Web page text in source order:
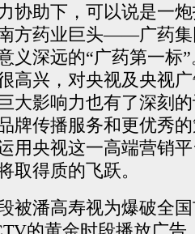
协助下，可以说是一
方药业巨头——广药集
义深远的“广药第一标
高兴，对央视及央视
大影响力也有了深刻
牌传播服务和更优秀
用央视这一高端营销
取得质的飞跃。
潘高寿视为爆破全国